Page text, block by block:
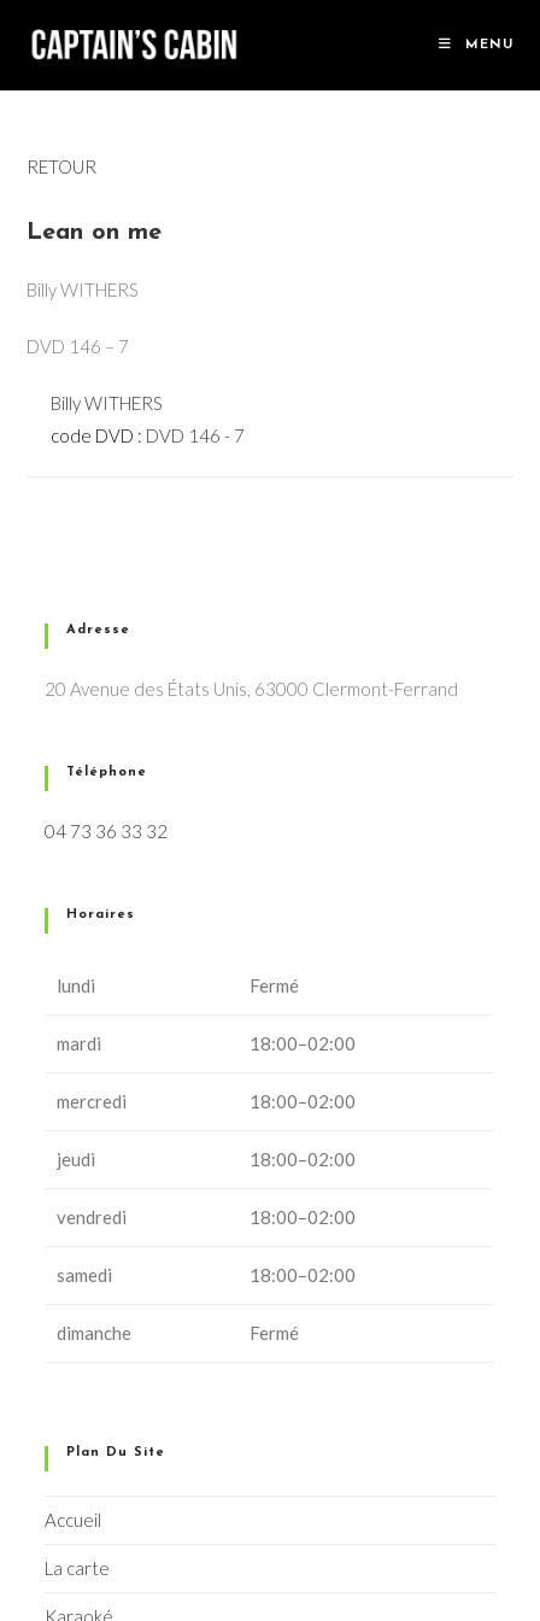
MENU
RETOUR
Lean on me
Billy WITHERS
DVD 146 – 7
Billy WITHERS
code DVD : DVD 146 - 7
Adresse
20 Avenue des États Unis, 63000 Clermont-Ferrand
Téléphone
04 73 36 33 32
Horaires
lundi Fermé
mardi 18:00–02:00
mercredi 18:00–02:00
jeudi 18:00–02:00
vendredi 18:00–02:00
samedi 18:00–02:00
dimanche Fermé
Plan Du Site
Accueil
La carte
Karaoké